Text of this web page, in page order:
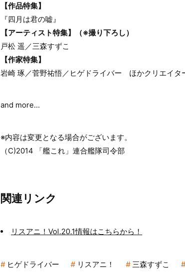
【作品特集】
『四月は君の嘘』
【アーティスト特集】（※撮り下ろし）
戸松 遥／三森すずこ
【作家特集】
岩崎 琢／菅野祐悟／ヒゲドライバー ほかクリエイタ
and more…
※内容は変更となる場合がございます。
（C)2014 「艦これ」連合艦隊司令部
関連リンク
リスアニ！Vol.20.1情報はこちらから！
ヒゲドライバー リスアニ！ 三森すずこ